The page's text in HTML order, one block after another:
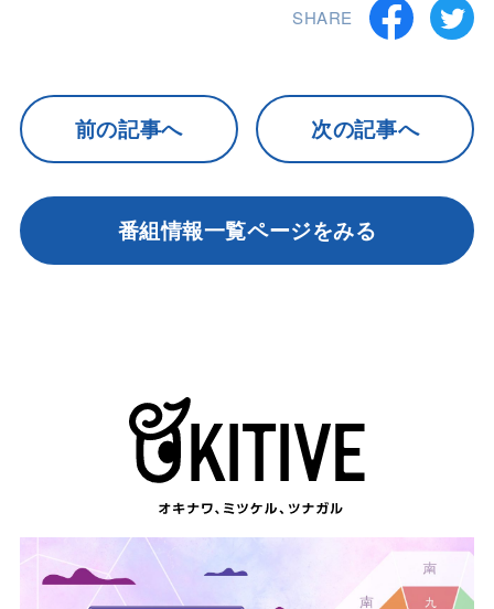
SHARE
前の記事へ 次の記事へ
番組情報一覧ページをみる